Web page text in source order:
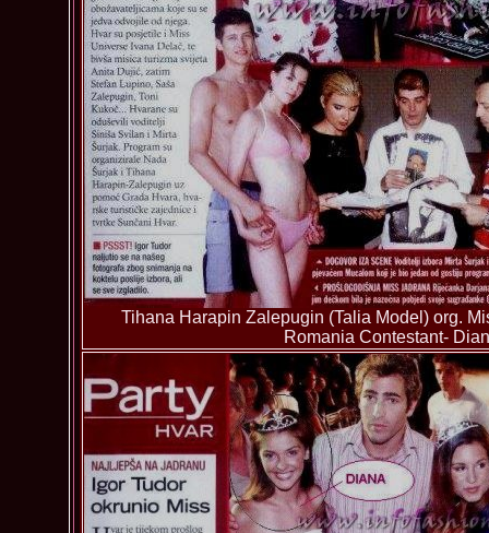
Tihana Harapin Zalepugin (Talia Model) org.
Romania Contestant-